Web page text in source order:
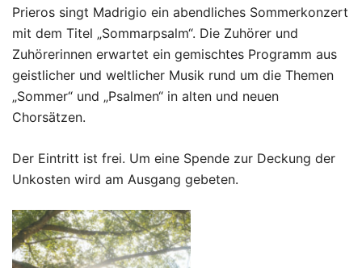
Prieros singt Madrigio ein abendliches Sommerkonzert
mit dem Titel „Sommarpsalm“. Die Zuhörer und
Zuhörerinnen erwartet ein gemischtes Programm aus
geistlicher und weltlicher Musik rund um die Themen
„Sommer“ und „Psalmen“ in alten und neuen
Chorsätzen.
Der Eintritt ist frei. Um eine Spende zur Deckung der
Unkosten wird am Ausgang gebeten.